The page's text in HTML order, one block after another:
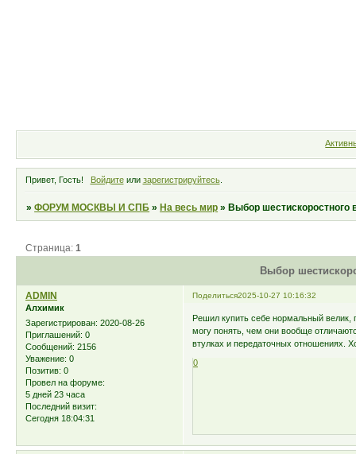
Привет, Гость! Войдитеили зарегистрируйтесь.
»ФОРУМ МОСКВЫ И СПБ »На весь мир »Выбор шестискоростного
Выбор
Страница:1
Поделиться2025-10-27 10:16:32
ADMIN
Алхимик
Зарегистрирован: 2020-08-26
Приглашений: 0
Сообщений: 2156
Уважение: 0
Позитив: 0
Провел на форуме:
5 дней 23 часа
Последний визит:
Сегодня 18:04:31
Решил купить себе нормальный
могу понять, чем они вообще
втулках и передаточных отношениях.
0